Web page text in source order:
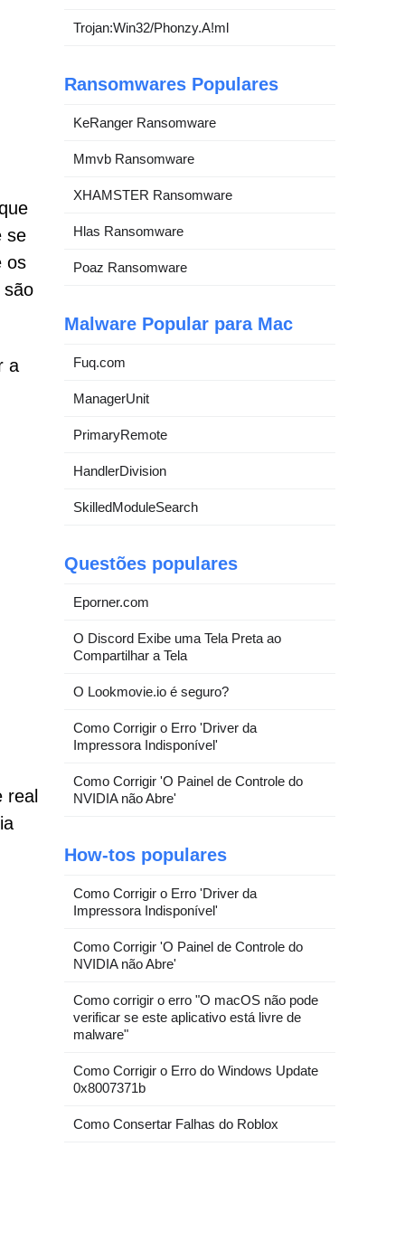
se
os
são
a
real
Trojan:Win32/Phonzy.A!ml
Ransomwares Populares
KeRanger Ransomware
Mmvb Ransomware
XHAMSTER Ransomware
Hlas Ransomware
Poaz Ransomware
Malware Popular para Mac
Fuq.com
ManagerUnit
PrimaryRemote
HandlerDivision
SkilledModuleSearch
Questões populares
Eporner.com
O Discord Exibe uma Tela Preta ao
Compartilhar a Tela
O Lookmovie.io é seguro?
Como Corrigir o Erro 'Driver da
Impressora Indisponível'
Como Corrigir 'O Painel de Controle do
NVIDIA não Abre'
How-tos populares
Como Corrigir o Erro 'Driver da
Impressora Indisponível'
Como Corrigir 'O Painel de Controle do
NVIDIA não Abre'
Como corrigir o erro "O macOS não pode
verificar se este aplicativo está livre de
malware"
Como Corrigir o Erro do Windows Update
0x8007371b
Como Consertar Falhas do Roblox